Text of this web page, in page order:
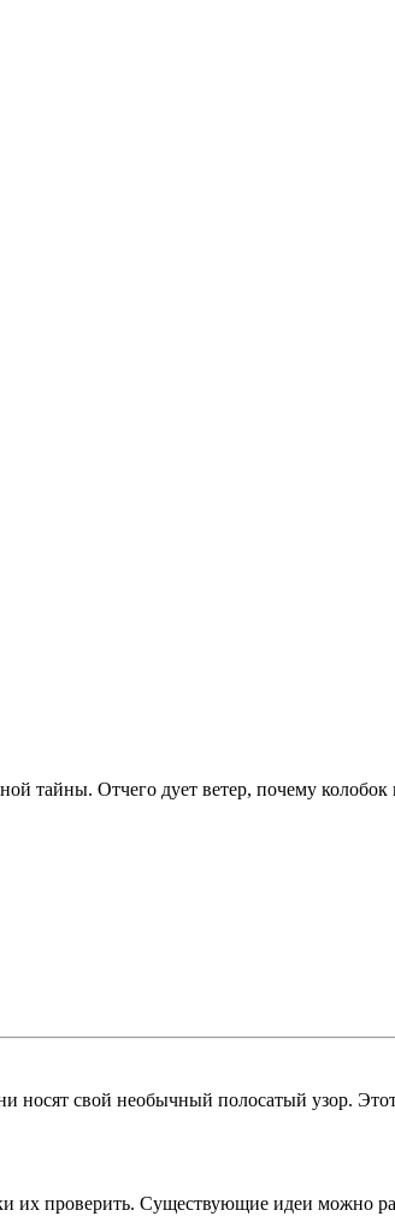
тайны. Отчего дует ветер, почему
носят свой необычный полосатый узор.
их проверить. Существующие идеи можно